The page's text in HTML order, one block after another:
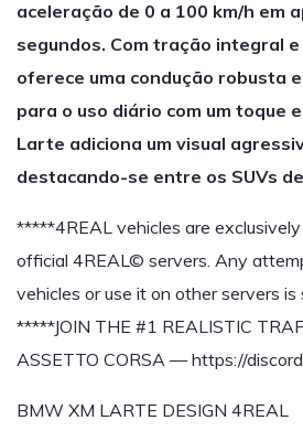
aceleração de 0 a 100 km/h em
segundos. Com tração integral
oferece uma condução robusta
para o uso diário com um toque
Larte adiciona um visual
destacando-se entre os SUVs
*****4REAL vehicles are
official 4REAL© servers. Any
vehicles or use it on other servers
*****JOIN THE #1 REALISTIC
ASSETTO CORSA — https://
BMW XM LARTE DESIGN 4REAL